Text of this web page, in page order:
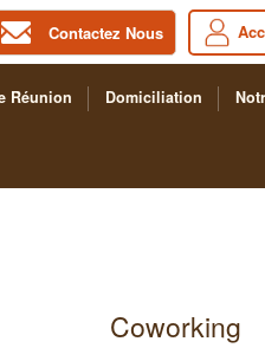
Contactez Nous
Réunion Domiciliation
Coworking